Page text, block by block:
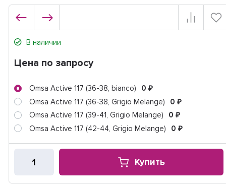
В наличии
Цена по запросу
Omsa Active 117 (36-38, bianco) 0 ₽
Omsa Active 117 (36-38, Grigio Melange) 0 ₽
Omsa Active 117 (39-41, Grigio Melange) 0 ₽
Omsa Active 117 (42-44, Grigio Melange) 0 ₽
Купить